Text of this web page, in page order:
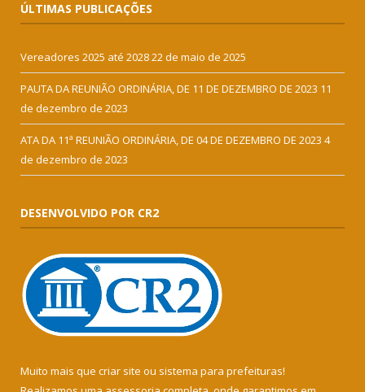
ÚLTIMAS PUBLICAÇÕES
Vereadores 2025 até 202822 de maio de 2025
PAUTA DA REUNIÃO ORDINÁRIA, DE 11 DE DEZEMBRO DE 2023 11
de dezembro de 2023
ATA DA 11ª REUNIÃO ORDINÁRIA, DE 04 DE DEZEMBRO DE 2023 4
de dezembro de 2023
DESENVOLVIDO POR CR2
Muito mais que criar site ou sistema para prefeituras!